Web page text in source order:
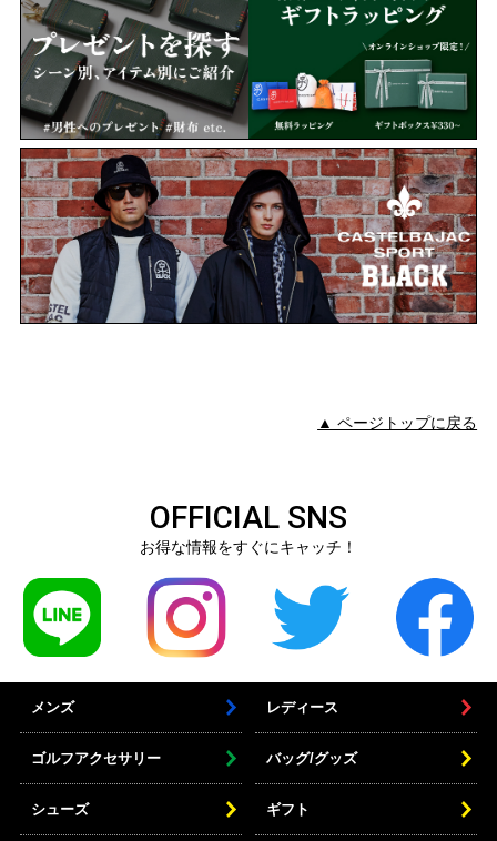
▲ ページトップに戻る
OFFICIAL SNS
お得な情報をすぐにキャッチ！
メンズ レディース
ゴルフアクセサリー バッグ/グッズ
シューズ ギフト